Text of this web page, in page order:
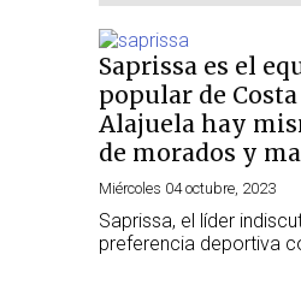
Saprissa es el
popular de
Alajuela hay
de morados y
Miércoles 04 octubre, 2023
Saprissa, el líder
preferencia deportiva